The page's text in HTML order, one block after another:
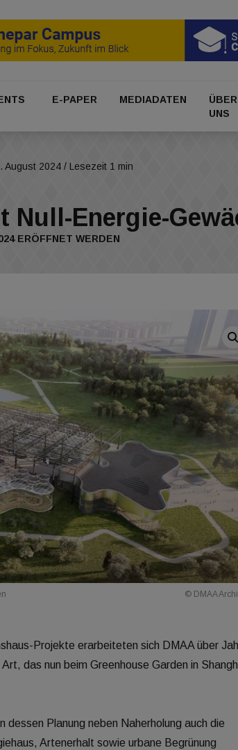
E-PAPER MEDIADATEN
ÜBER
UNS
August 2024 / Lesezeit 1 min
Null-Energie-
ERÖFFNET WERDEN
© DMAA
Projekte erarbeiteten sich DMAA über
das nun beim Greenhouse Garden in
Planung neben Naherholung auch die
Artenerhalt sowie urbane Begrünung